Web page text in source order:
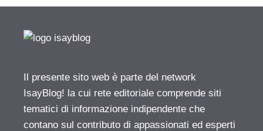
Il presente sito web è parte del network
IsayBlog! la cui rete editoriale comprende siti
tematici di informazione indipendente che
contano sul contributo di appassionati ed esperti